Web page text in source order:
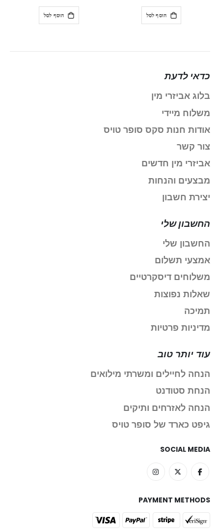
הוסף לסל הוסף לסל
כדאי לדעת
בלוג אביזרי מין
משלוח מיידי
אודות חנות סקס סופר טויס
צור קשר
אביזרי מין חדשים
מבצעים והנחות
יצירת חשבון
החשבון שלי
החשבון שלי
אמצעי תשלום
משלוחים דיסקרטיים
שאלות נפוצות
תמיכה
מדיניות פרטיות
עוד יותר טוב
הנחה לחיילים ומשרתי מילואים
הנחת סטודנט
הנחה לאזרחים ותיקים
גיפט כארד של סופר טויס
SOCIAL MEDIA
PAYMENT METHODS